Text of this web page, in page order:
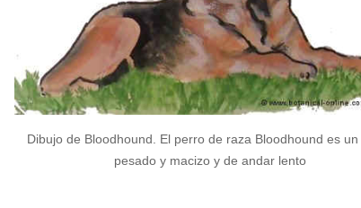
Dibujo de Bloodhound. El perro de raza Bloodhound es
pesado y macizo y de andar lento